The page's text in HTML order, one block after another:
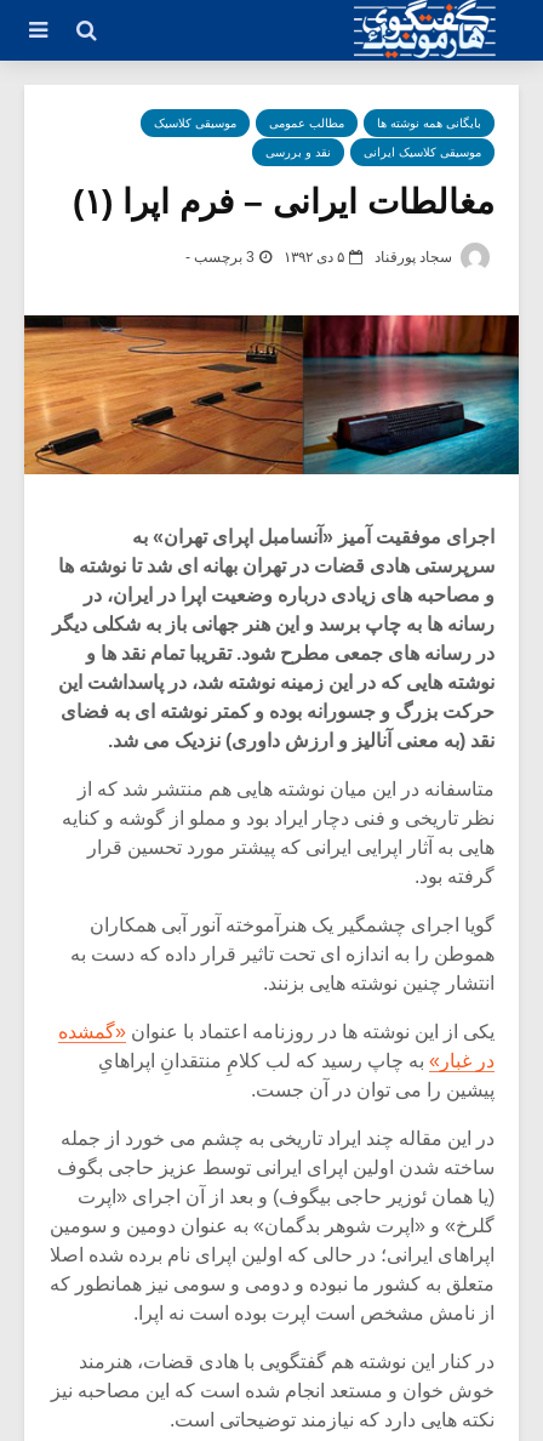
بایگانی همه نوشته ها مطالب عمومی موسیقی کلاسیک
موسیقی کلاسیک ایرانی نقد و بررسی
مغالطات ایرانی – فرم اپرا (۱)
سجاد پورقناد ۵ دی ۱۳۹۲ 3 برچسب -
اجرای موفقیت آمیز «آنسامبل اپرای تهران» به
سرپرستی هادی قضات در تهران بهانه ای شد تا نوشته ها
و مصاحبه های زیادی درباره وضعیت اپرا در ایران، در
رسانه ها به چاپ برسد و این هنر جهانی باز به شکلی دیگر
در رسانه های جمعی مطرح شود. تقریبا تمام نقد ها و
نوشته هایی که در این زمینه نوشته شد، در پاسداشت این
حرکت بزرگ و جسورانه بوده و کمتر نوشته ای به فضای
نقد (به معنی آنالیز و ارزش داوری) نزدیک می شد.
متاسفانه در این میان نوشته هایی هم منتشر شد که از
نظر تاریخی و فنی دچار ایراد بود و مملو از گوشه و کنایه
هایی به آثار اپرایی ایرانی که پیشتر مورد تحسین قرار
گرفته بود‌.
گویا اجرای چشمگیر یک هنرآموخته آنور آبی همکاران
هموطن را به اندازه ای تحت تاثیر قرار داده که دست به
انتشار چنین نوشته هایی بزنند.
یکی از این نوشته ها در روزنامه اعتماد با عنوان «گمشده
در غبار» به چاپ رسید که لب کلامِ منتقدانِ اپراهایِ
پیشین را می توان در آن جست.
در این مقاله چند ایراد تاریخی به چشم می خورد از جمله
ساخته شدن اولین اپرای ایرانی توسط عزیز حاجی بگوف
(یا همان ئوزیر حاجی بیگوف) و بعد از آن اجرای «اپرت
گلرخ» و «اپرت شوهر بدگمان» به عنوان دومین و سومین
اپراهای ایرانی؛ در حالی که اولین اپرای نام برده شده اصلا
متعلق به کشور ما نبوده و دومی و سومی نیز همانطور که
از نامش مشخص است اپرت بوده است نه اپرا.
در کنار این نوشته هم گفتگویی با هادی قضات، هنرمند
خوش خوان و مستعد انجام شده است که این مصاحبه نیز
نکته هایی دارد که نیازمند توضیحاتی است.